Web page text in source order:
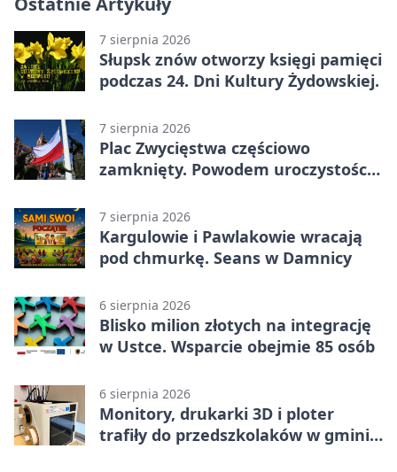
7 sierpnia 2026
Słupsk znów otworzy księgi pamięci
podczas 24. Dni Kultury Żydowskiej.
7 sierpnia 2026
Plac Zwycięstwa częściowo
zamknięty. Powodem uroczystości
7 sierpnia 2026
Kargulowie i Pawlakowie wracają
pod chmurkę. Seans w Damnicy
6 sierpnia 2026
Blisko milion złotych na integrację
w Ustce. Wsparcie obejmie 85 osób
6 sierpnia 2026
Monitory, drukarki 3D i ploter
trafiły do przedszkolaków w gminie